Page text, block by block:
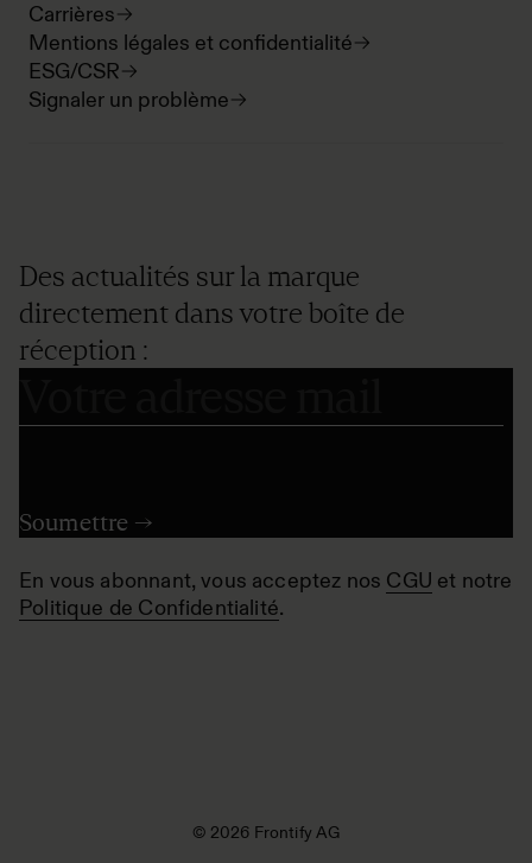
Carrières
Mentions légales et confidentialité
ESG/CSR
Signaler un problème
Des actualités sur la marque
directement dans votre boîte de
réception :
En vous abonnant, vous acceptez nos CGU et notre
Politique de Confidentialité.
© 2026 Frontify AG